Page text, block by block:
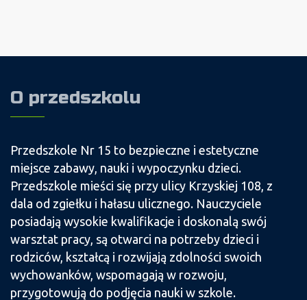
O przedszkolu
Przedszkole Nr 15 to bezpieczne i estetyczne
miejsce zabawy, nauki i wypoczynku dzieci.
Przedszkole mieści się przy ulicy Krzyskiej 108, z
dala od zgiełku i hałasu ulicznego. Nauczyciele
posiadają wysokie kwalifikacje i doskonalą swój
warsztat pracy, są otwarci na potrzeby dzieci i
rodziców, kształcą i rozwijają zdolności swoich
wychowanków, wspomagają w rozwoju,
przygotowują do podjęcia nauki w szkole.